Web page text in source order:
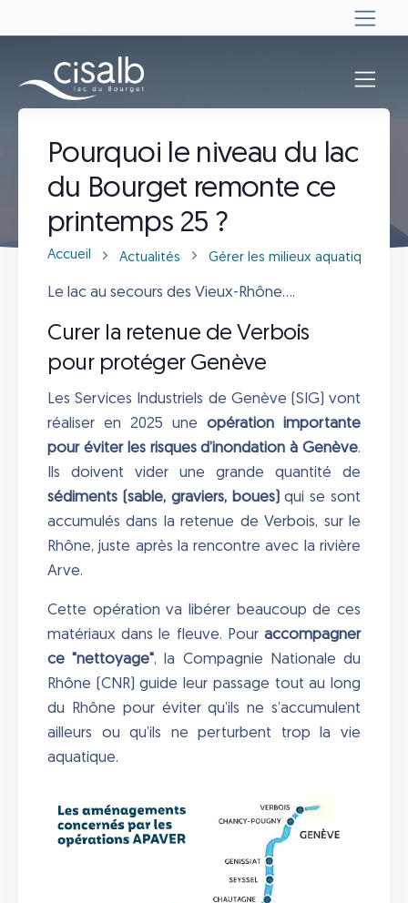
Pourquoi le niveau du lac
du Bourget remonte ce
printemps 25 ?
Accueil Actualités Gérer les milieux aquatiques
Le lac au secours des Vieux-Rhône....
Curer la retenue de Verbois
pour protéger Genève
Les Services Industriels de Genève (SIG) vont
réaliser en 2025 une opération importante
pour éviter les risques d’inondation à Genève.
Ils doivent vider une grande quantité de
sédiments (sable, graviers, boues) qui se sont
accumulés dans la retenue de Verbois, sur le
Rhône, juste après la rencontre avec la rivière
Arve.
Cette opération va libérer beaucoup de ces
matériaux dans le fleuve. Pour accompagner
ce "nettoyage", la Compagnie Nationale du
Rhône (CNR) guide leur passage tout au long
du Rhône pour éviter qu’ils ne s’accumulent
ailleurs ou qu’ils ne perturbent trop la vie
aquatique.